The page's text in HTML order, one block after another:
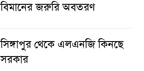
বিমানের জরুরি অবতরণ
সিঙ্গাপুর থেকে এলএনজি কিনছে
সরকার